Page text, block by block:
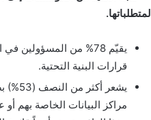
لمتطلباتها.
يقيّم 78% من
قرارات البنية التحتية.
يشعر
مراكز البيانات الخاصة بهم